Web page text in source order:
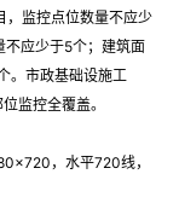
监控点位数量不应少
应少于5个；建筑面
。市政基础设施工
监控全覆盖。
，水平720线，